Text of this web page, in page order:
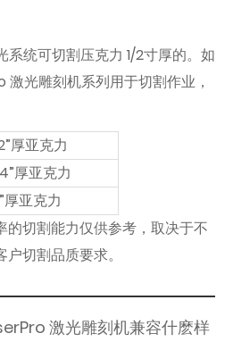
统可切割压克力 1/2寸厚的。如
光雕刻机系列用于切割作业，
厚亚克力
厚亚克力
厚亚克力
的切割能力仅供参考，取决于不
切割品质要求。
激光雕刻机兼容什麽样